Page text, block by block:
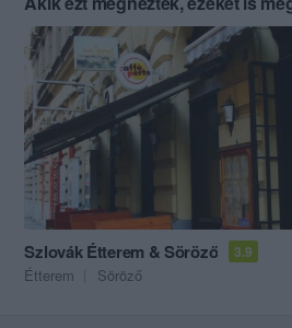
Szlovák Étterem & Söröző 3.9
Étterem Söröző